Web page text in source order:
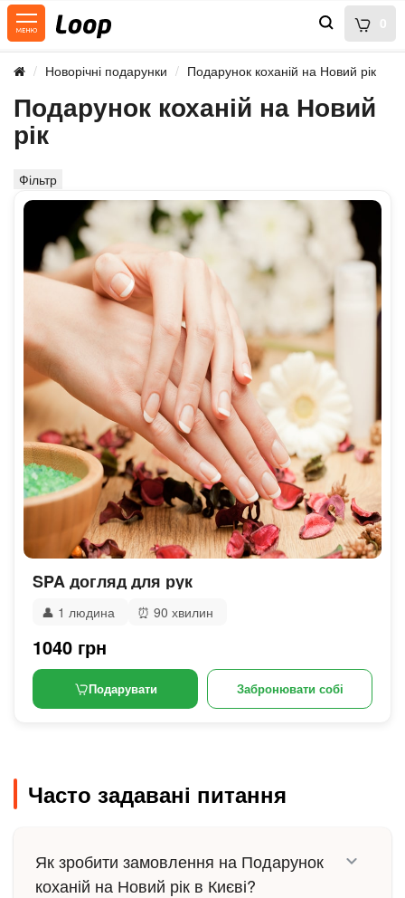
0
Новорічні подарунки Подарунок коханій на Новий рік
Подарунок коханій на Новий
рік
Фільтр
SPA догляд для рук
👤 1 людина ⏰ 90 хвилин
1040 грн
Подарувати Забронювати собі
Часто задавані питання
Як зробити замовлення на Подарунок
коханій на Новий рік в Києві?